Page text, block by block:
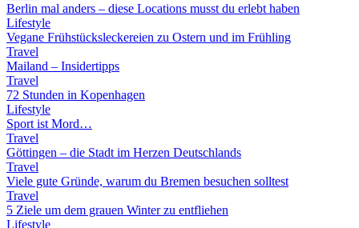
Berlin mal anders – diese Locations musst du erlebt haben
Lifestyle
Vegane Frühstücksleckereien zu Ostern und im Frühling
Travel
Mailand – Insidertipps
Travel
72 Stunden in Kopenhagen
Lifestyle
Sport ist Mord…
Travel
Göttingen – die Stadt im Herzen Deutschlands
Travel
Viele gute Gründe, warum du Bremen besuchen solltest
Travel
5 Ziele um dem grauen Winter zu entfliehen
Lifestyle